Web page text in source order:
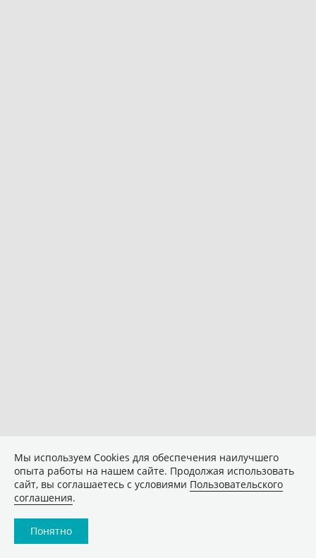
Мы используем Сookies для обеспечения наилучшего
опыта работы на нашем сайте. Продолжая использовать
сайт, вы соглашаетесь с условиями Пользовательского
соглашения.
Понятно